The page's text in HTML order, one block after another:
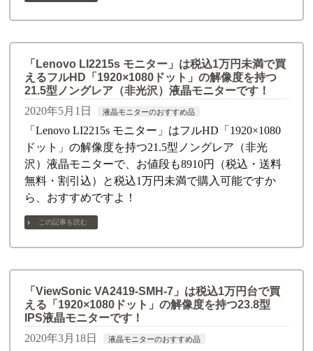
「Lenovo LI2215s モニター」は税込1万円未満で買
えるフルHD「1920×1080ドット」の解像度を持つ
21.5型ノングレア（非光沢）液晶モニターです！
2020年5月1日
液晶モニターのおすすめ品
「Lenovo LI2215s モニター」はフルHD「1920×1080
ドット」の解像度を持つ21.5型ノングレア（非光
沢）液晶モニターで、お値段も8910円（税込・送料
無料・割引込）と税込1万円未満で購入可能ですか
ら、おすすめですよ！
この記事を読む
「ViewSonic VA2419-SMH-7」は税込1万円台で買
える「1920×1080ドット」の解像度を持つ23.8型
IPS液晶モニターです！
2020年3月18日
液晶モニターのおすすめ品